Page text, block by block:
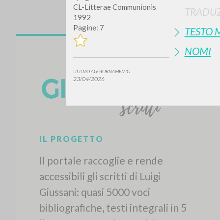
CL-Litterae Communionis
1992
Pagine: 7
ULTIMO AGGIORNAMENTO
23/04/2026
TESTO
NOMI
IL PROGETTO
Il portale raccoglie e rende